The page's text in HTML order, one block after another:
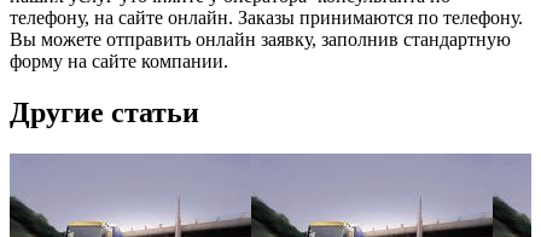
телефону, на сайте онлайн. Заказы принимаются по телефону.
Вы можете отправить онлайн заявку, заполнив стандартную
форму на сайте компании.
Другие статьи